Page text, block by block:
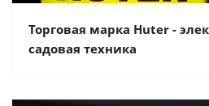
Торговая марка Huter -
садовая техника